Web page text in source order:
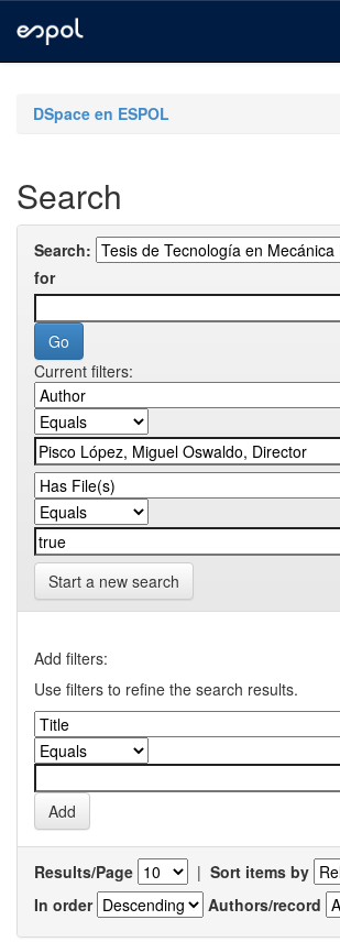
navigationDSpace en ESPOL
Search
Search:
for
Current filters:
Start a new search
Add filters:
Use filters to refine the search results.
Results/Page | Sort items by
In order
Authors/record